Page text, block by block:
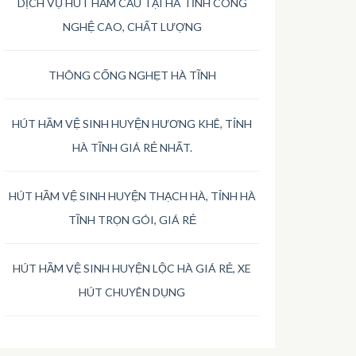
DỊCH VỤ HÚT HẦM CẦU TẠI HÀ TĨNH CÔNG
NGHỆ CAO, CHẤT LƯỢNG
THÔNG CỐNG NGHẸT HÀ TĨNH
HÚT HẦM VỆ SINH HUYỆN HƯƠNG KHÊ, TỈNH
HÀ TĨNH GIÁ RẺ NHẤT.
HÚT HẦM VỆ SINH HUYỆN THẠCH HÀ, TỈNH HÀ
TĨNH TRỌN GÓI, GIÁ RẺ
HÚT HẦM VỆ SINH HUYỆN LỘC HÀ GIÁ RẺ, XE
HÚT CHUYÊN DỤNG